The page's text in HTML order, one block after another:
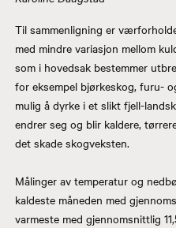
Til sammenligning er
med mindre variasjon mellom
som i hovedsak bestemmer
for eksempel bjørkeskog, furu-
mulig å dyrke i et slikt fjell-
endrer seg og blir kaldere,
det skade skogveksten.
Målinger av temperatur og
kaldeste måneden med
varmeste med gjennomsnittlig